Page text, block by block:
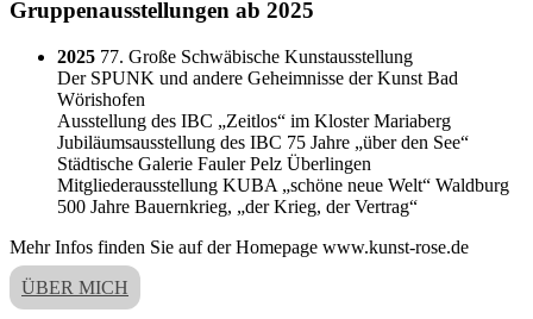
Gruppenausstellungen ab 2025
2025 77. Große Schwäbische Kunstausstellung
Der SPUNK und andere Geheimnisse der Kunst Bad
Wörishofen
Ausstellung des IBC „Zeitlos“ im Kloster Mariaberg
Jubiläumsausstellung des IBC 75 Jahre „über den See“
Städtische Galerie Fauler Pelz Überlingen
Mitgliederausstellung KUBA „schöne neue Welt“ Waldburg
500 Jahre Bauernkrieg, „der Krieg, der Vertrag“
Mehr Infos finden Sie auf der Homepage www.kunst-rose.de
ÜBER MICH